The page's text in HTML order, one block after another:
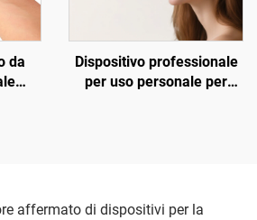
da
Dispositivo professionale
per uso personale per
affermato di dispositivi per la